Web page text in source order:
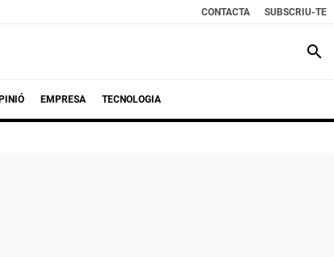
CONTACTA SUBSCRIU-TE
search
EMPRESA TECNOLOGIA